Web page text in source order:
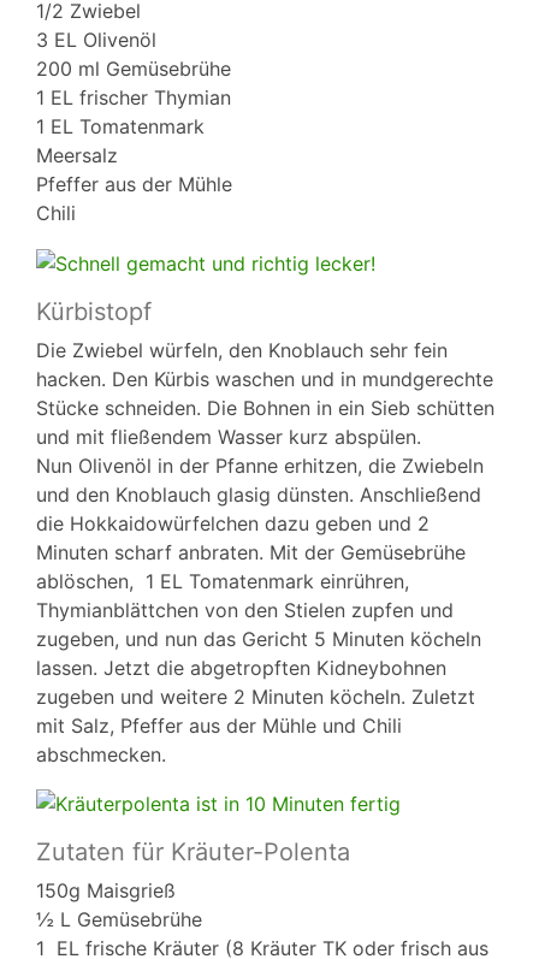
1/2 Zwiebel
3 EL Olivenöl
200 ml Gemüsebrühe
1 EL frischer Thymian
1 EL Tomatenmark
Meersalz
Pfeffer aus der Mühle
Chili
Kürbistopf
Die Zwiebel würfeln, den Knoblauch sehr fein
hacken. Den Kürbis waschen und in mundgerechte
Stücke schneiden. Die Bohnen in ein Sieb schütten
und mit fließendem Wasser kurz abspülen.
Nun Olivenöl in der Pfanne erhitzen, die Zwiebeln
und den Knoblauch glasig dünsten. Anschließend
die Hokkaidowürfelchen dazu geben und 2
Minuten scharf anbraten. Mit der Gemüsebrühe
ablöschen, 1 EL Tomatenmark einrühren,
Thymianblättchen von den Stielen zupfen und
zugeben, und nun das Gericht 5 Minuten köcheln
lassen. Jetzt die abgetropften Kidneybohnen
zugeben und weitere 2 Minuten köcheln. Zuletzt
mit Salz, Pfeffer aus der Mühle und Chili
abschmecken.
Zutaten für Kräuter-Polenta
150g Maisgrieß
½ L Gemüsebrühe
1 EL frische Kräuter (8 Kräuter TK oder frisch aus